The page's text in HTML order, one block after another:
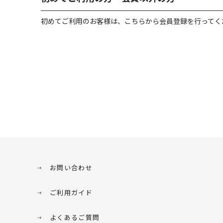
初めてご利用のお客様は、こちらから会員登録を行って
お問い合わせ
ご利用ガイド
よくあるご質問